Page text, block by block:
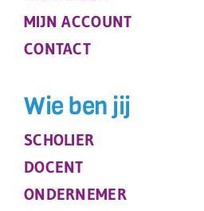
MIJN ACCOUNT
CONTACT
Wie ben jij
SCHOLIER
DOCENT
ONDERNEMER